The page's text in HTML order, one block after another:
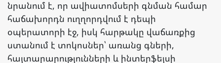
նրանում է, որ ավիատոմսերի գնման համար
հաճախորդն ուղղորդվում է դեպի
օպերատորի էջ, իսկ հարթակը վաճառքից
ստանում է տոկոսներ՝ առանց գների,
հայտարարությունների և ինտերֆեյսի